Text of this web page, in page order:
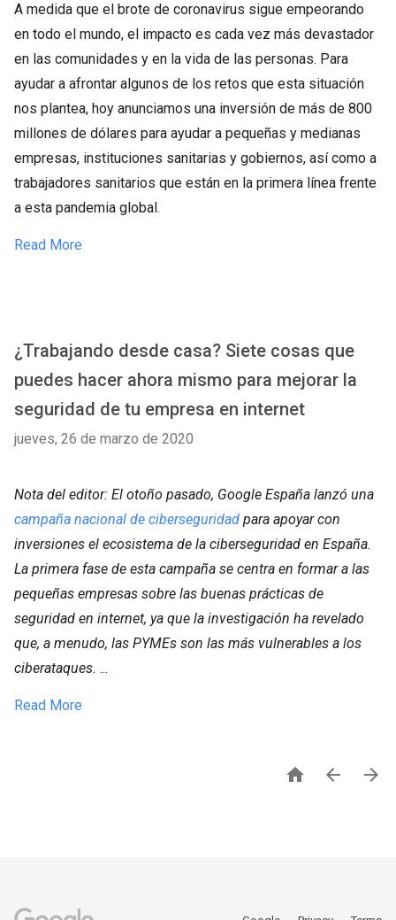
A medida que el brote de coronavirus sigue empeorando
en todo el mundo, el impacto es cada vez más devastador
en las comunidades y en la vida de las personas. Para
ayudar a afrontar algunos de los retos que esta situación
nos plantea, hoy anunciamos una inversión de más de 800
millones de dólares para ayudar a pequeñas y medianas
empresas, instituciones sanitarias y gobiernos, así como a
trabajadores sanitarios que están en la primera línea frente
a esta pandemia global.
Read More
¿Trabajando desde casa? Siete cosas que
puedes hacer ahora mismo para mejorar la
seguridad de tu empresa en internet
jueves, 26 de marzo de 2020
Nota del editor: El otoño pasado, Google España lanzó una
campaña nacional de ciberseguridad para apoyar con
inversiones el ecosistema de la ciberseguridad en España.
La primera fase de esta campaña se centra en formar a las
pequeñas empresas sobre las buenas prácticas de
seguridad en internet, ya que la investigación ha revelado
que, a menudo, las PYMEs son las más vulnerables a los
ciberataques. ...
Read More
  